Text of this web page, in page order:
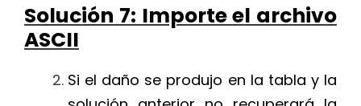
Solución 7: Importe el archivo
ASCII
Si el daño se produjo en la tabla y la